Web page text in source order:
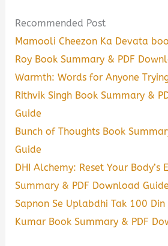
Recommended Post
Mamooli Cheezon Ka Devata
Roy Book Summary & PDF
Warmth: Words for Anyone
Rithvik Singh Book Summary &
Guide
Bunch of Thoughts Book
Guide
DHI Alchemy: Reset Your Body’s
Summary & PDF Download Guide
Sapnon Se Uplabdhi Tak 100
Kumar Book Summary & PDF